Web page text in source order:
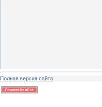
Полная версия сайта